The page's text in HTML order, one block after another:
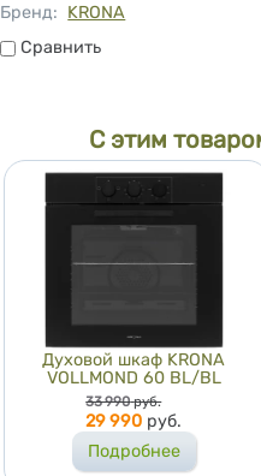
Бренд: KRONA
СравнитьСравнить
С этим
Духовой шкаф KRONA
VOLLMOND 60 BL/BL
Цена
33 990 руб.
29 990 руб.
Подробнее